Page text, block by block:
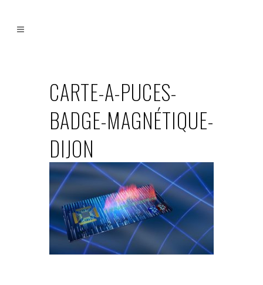
CARTE-A-PUCES-
BADGE-MAGNÉTIQUE-
DIJON